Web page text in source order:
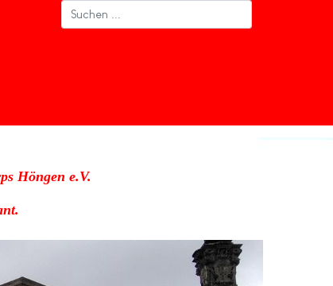
Höngen e.V.